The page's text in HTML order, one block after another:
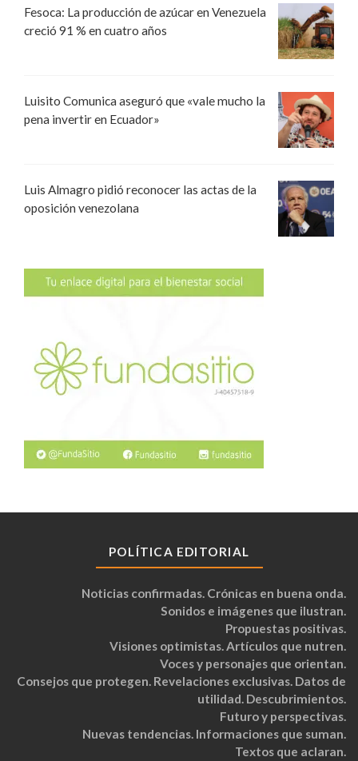
Fesoca: La producción de azúcar en Venezuela
creció 91 % en cuatro años
Luisito Comunica aseguró que «vale mucho la
pena invertir en Ecuador»
Luis Almagro pidió reconocer las actas de la
oposición venezolana
POLÍTICA EDITORIAL
Noticias confirmadas. Crónicas en buena onda.
Sonidos e imágenes que ilustran.
Propuestas positivas.
Visiones optimistas. Artículos que nutren.
Voces y personajes que orientan.
Consejos que protegen. Revelaciones exclusivas. Datos de
utilidad. Descubrimientos.
Futuro y perspectivas.
Nuevas tendencias. Informaciones que suman.
Textos que aclaran.